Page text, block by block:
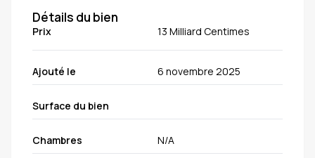
Détails du bien
Prix 13 Milliard Centimes
Ajouté le 6 novembre 2025
Surface du bien
Chambres N/A